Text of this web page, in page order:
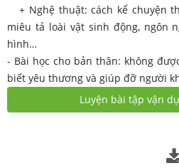
+ Nghệ thuật: cách kể chuyện
miêu tả loài vật sinh động, ngôn
hình…
- Bài học cho bản thân: không
biết yêu thương và giúp đỡ người
Luyện bài tập vận